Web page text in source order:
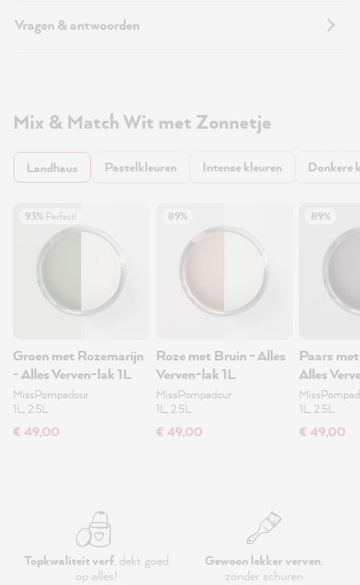
Vragen & antwoorden
Mix & Match Wit met Zonnetje
Landhaus Pastelkleuren Intense kleuren Donkere
93% Perfect!
Groen met Rozemarijn
- Alles Verven-lak 1L
MissPompadour
1L, 2.5L
€ 49,00
89%
Roze met Bruin - Alles
Verven-lak 1L
MissPompadour
1L, 2.5L
€ 49,00
89%
Paars
Alles
1L, 2.5L
€ 49,00
Topkwaliteit verf, dekt goed
op alles!
Gewoon lekker verven,
zonder schuren